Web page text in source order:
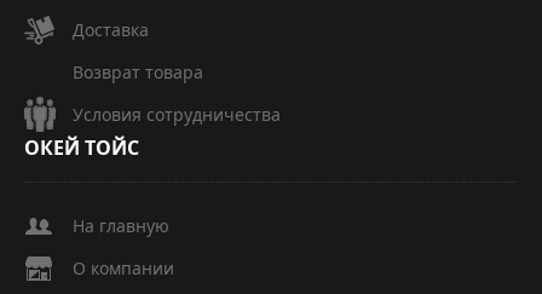
Доставка
Возврат товара
Условия сотрудничества
ОКЕЙ ТОЙС
На главную
О компании